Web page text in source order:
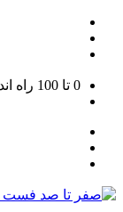
0 تا 100 راه